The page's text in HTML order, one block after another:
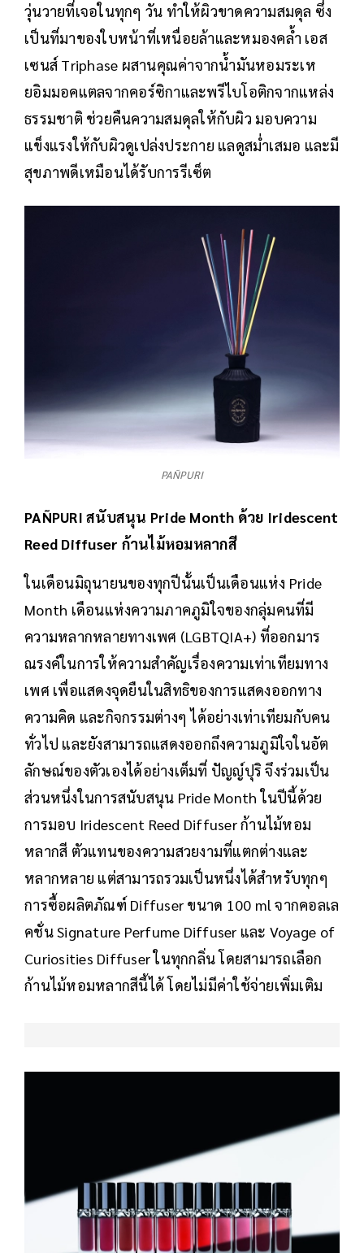
วุ่นวายที่เจอในทุกๆ วัน ทำให้ผิวขาดความสมดุล ซึ่ง
เป็นที่มาของใบหน้าที่เหนื่อยล้าและหมองคล้ำ เอส
เซนส์ Triphase ผสานคุณค่าจากน้ำมันหอมระเห
ยอิมมอคแตลจากคอร์ซิกาและพรีไบโอติกจากแหล่ง
ธรรมชาติ ช่วยคืนความสมดุลให้กับผิว มอบความ
แข็งแรงให้กับผิวดูเปล่งประกาย แลดูสม่ำเสมอ และมี
สุขภาพดีเหมือนได้รับการรีเซ็ต
PAÑPURI
PAÑPURI สนับสนุน Pride Month ด้วย Iridescent
Reed Diffuser ก้านไม้หอมหลากสี
ในเดือนมิถุนายนของทุกปีนั้นเป็นเดือนแห่ง Pride
Month เดือนแห่งความภาคภูมิใจของกลุ่มคนที่มี
ความหลากหลายทางเพศ (LGBTQIA+) ที่ออกมาร
ณรงค์ในการให้ความสำคัญเรื่องความเท่าเทียมทาง
เพศ เพื่อแสดงจุดยืนในสิทธิของการแสดงออกทาง
ความคิด และกิจกรรมต่างๆ ได้อย่างเท่าเทียมกับคน
ทั่วไป และยังสามารถแสดงออกถึงความภูมิใจในอัต
ลักษณ์ของตัวเองได้อย่างเต็มที่ ปัญญ์ปุริ จึงร่วมเป็น
ส่วนหนึ่งในการสนับสนุน Pride Month ในปีนี้ด้วย
การมอบ Iridescent Reed Diffuser ก้านไม้หอม
หลากสี ตัวแทนของความสวยงามที่แตกต่างและ
หลากหลาย แต่สามารถรวมเป็นหนึ่งได้สำหรับทุกๆ
การซื้อผลิตภัณฑ์ Diffuser ขนาด 100 ml จากคอลเล
คชั่น Signature Perfume Diffuser และ Voyage of
Curiosities Diffuser ในทุกกลิ่น โดยสามารถเลือก
ก้านไม้หอมหลากสีนี้ได้ โดยไม่มีค่าใช้จ่ายเพิ่มเติม